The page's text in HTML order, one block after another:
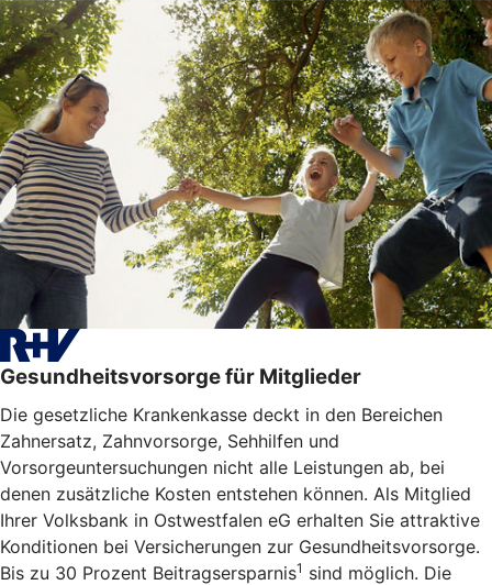
Gesundheitsvorsorge für Mitglieder
Die gesetzliche Krankenkasse deckt in den Bereichen
Zahnersatz, Zahnvorsorge, Sehhilfen und
Vorsorgeuntersuchungen nicht alle Leistungen ab, bei
denen zusätzliche Kosten entstehen können. Als Mitglied
Ihrer Volksbank in Ostwestfalen eG erhalten Sie attraktive
Konditionen bei Versicherungen zur Gesundheitsvorsorge.
Bis zu 30 Prozent Beitragsersparnis1 sind möglich. Die